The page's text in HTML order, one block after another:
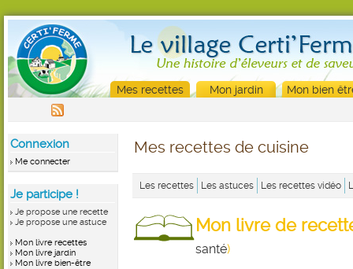
Mes recettes Mon jardin Mon bien
Connexion
Me connecter
Je participe !
Je propose une recette
Je propose une astuce
Mon livre recettes
Mon livre jardin
Mon livre bien-être
Mes recettes de cuisine
Les recettes Les astuces Les recettes vidéo
Mon livre de
santé)